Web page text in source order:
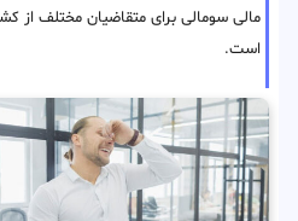
مالی سومالی برای متقاضیان مختلف از
است.